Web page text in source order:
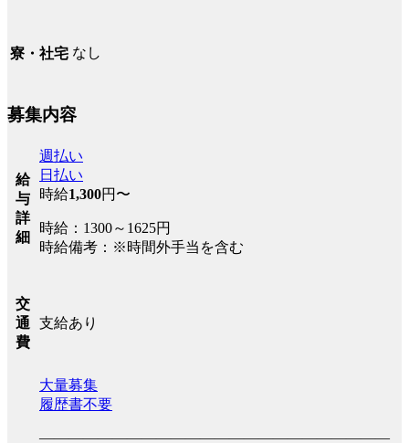
寮・社宅 なし
募集内容
給
与
詳
細
週払い
日払い
時給1,300円〜
時給：1300～1625円
時給備考：※時間外手当を含む
交
通
費
支給あり
大量募集
履歴書不要
――――――――――――――――――――――――